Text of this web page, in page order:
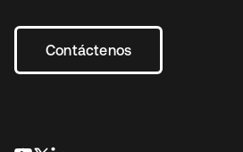
Contáctenos